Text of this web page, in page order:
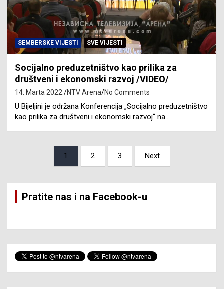
SEMBERSKE VIJESTI SVE VIJESTI
Socijalno preduzetništvo kao prilika za
društveni i ekonomski razvoj /VIDEO/
14. Marta 2022. NTV Arena No Comments
U Bijeljini je održana Konferencija „Socijalno preduzetništvo
kao prilika za društveni i ekonomski razvoj“ na…
pagination
1 2 3 Next
Pratite nas i na Facebook-u